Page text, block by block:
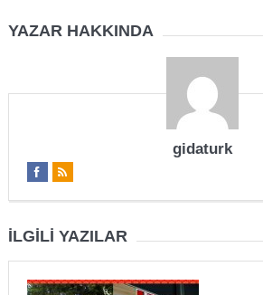
YAZAR HAKKINDA
gidaturk
İLGILI YAZILAR